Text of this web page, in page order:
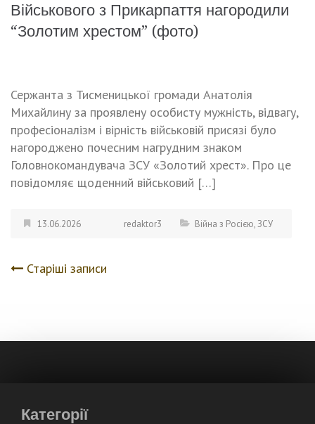
Військового з Прикарпаття нагородили
“Золотим хрестом” (фото)
Сержанта з Тисменицької громади Анатолія
Михайлину за проявлену особисту мужність, відвагу,
професіоналізм і вірність військовій присязі було
нагороджено почесним нагрудним знаком
Головнокомандувача ЗСУ «Золотий хрест». Про це
повідомляє щоденний військовий […]
13.06.2026 redaktor3 Війна з Росією,ЗСУ
Навігація
Старіші записи
Категорії